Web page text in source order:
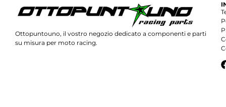
Ottopuntouno, il vostro negozio dedicato a componenti e parti
su misura per moto racing.